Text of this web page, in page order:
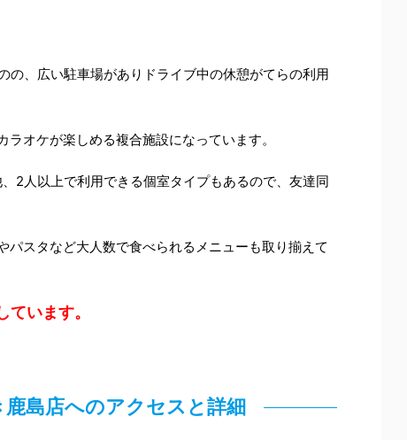
の、広い駐車場がありドライブ中の休憩がてらの利用
オケが楽しめる複合施設になっています。
2人以上で利用できる個室タイプもあるので、友達同
パスタなど大人数で食べられるメニューも取り揃えて
います。
鹿島店へのアクセスと詳細